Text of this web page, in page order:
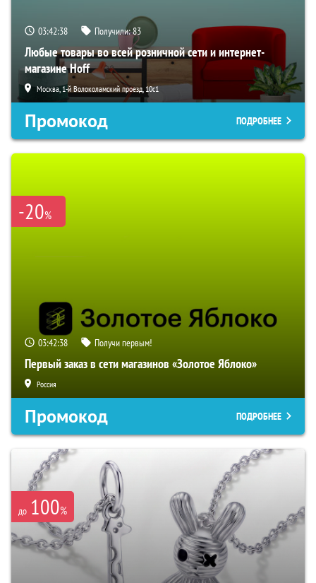
03:42:37 Получили:83
Любые товары во всей розничной сети и интернет-
магазине Hoff
Москва, 1-й Волоколамский проезд, 10с1
Промокод ПОДРОБНЕЕ
-20%
03:42:37 Получи первым!
Первый заказ в сети магазинов «Золотое Яблоко»
Россия
Промокод ПОДРОБНЕЕ
до 100%